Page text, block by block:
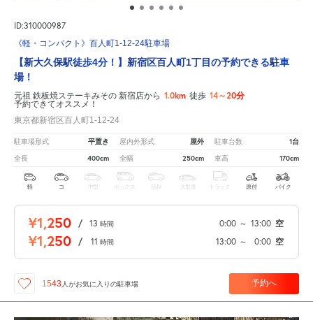
ID:310000987
《軽・コンパクト》百人町1-12-24駐車場
【新大久保駅徒歩4分！】新宿区百人町1丁目の予約できる駐車
場！
元祖 鉄板焼ステーキみその 新宿店から 1.0km 徒歩 14～20分
予約できてオススメ！
東京都新宿区百人町1-12-24
駐車場形式 平置き 屋内外形式 屋外 駐車台数 1台
全長 400cm 全幅 250cm 車高 170cm
軽 コ 中型 ボックス SUV 大型車 トラック 原付 バイク
¥1,250 / 13 時間 0:00 ～ 13:00 空
¥1,250 / 11 時間 13:00 ～ 0:00 空
1543 人がお気に入りの駐車場 予約へ